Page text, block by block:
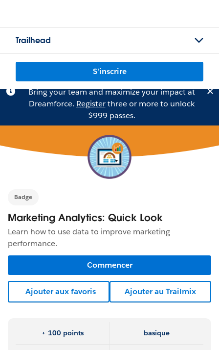
Trailhead
S'inscrire
Bring your team and maximize your impact at
Dreamforce. Registerthree or more to unlock
$999 passes.
Badge
Marketing Analytics: Quick Look
Learn how to use data to improve marketing
performance.
Commencer
Ajouter aux favoris Ajouter au Trailmix
+ 100 points basique